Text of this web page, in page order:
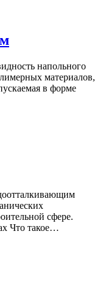
напольного
материалов,
в форме
сфере.
Что такое…